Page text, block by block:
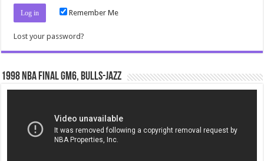
Remember Me
Lost your password?
1998 NBA Final gm6, Bulls-Jazz